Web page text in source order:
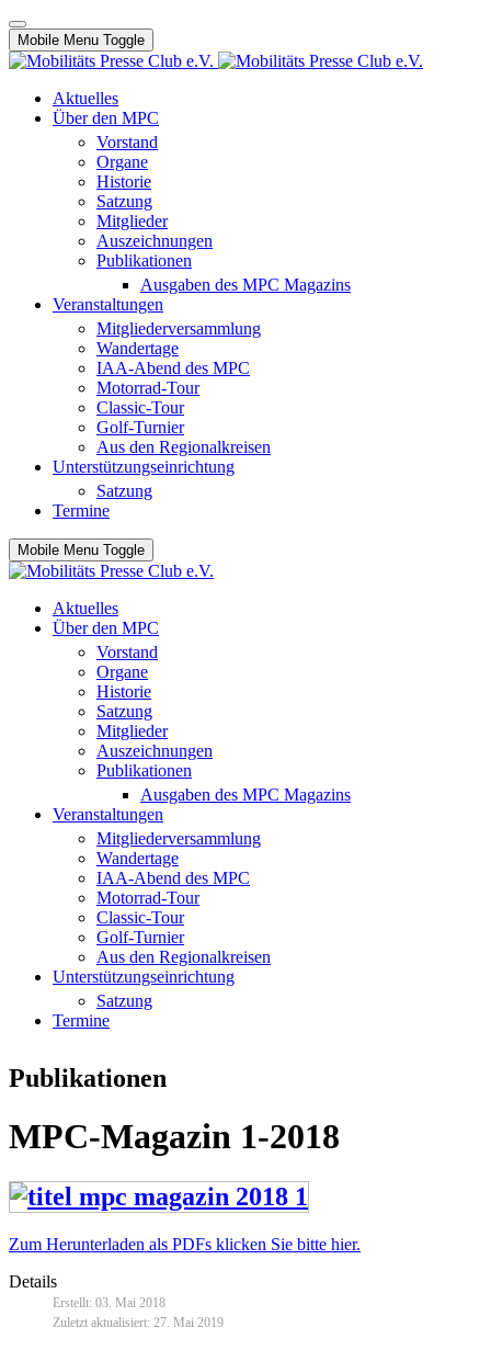
Mobile Menu Toggle
Aktuelles
Über den MPC
Vorstand
Organe
Historie
Satzung
Mitglieder
Auszeichnungen
Publikationen
Ausgaben des MPC Magazins
Veranstaltungen
Mitgliederversammlung
Wandertage
IAA-Abend des MPC
Motorrad-Tour
Classic-Tour
Golf-Turnier
Aus den Regionalkreisen
Unterstützungseinrichtung
Satzung
Termine
Mobile Menu Toggle
Aktuelles
Über den MPC
Vorstand
Organe
Historie
Satzung
Mitglieder
Auszeichnungen
Publikationen
Ausgaben des MPC Magazins
Veranstaltungen
Mitgliederversammlung
Wandertage
IAA-Abend des MPC
Motorrad-Tour
Classic-Tour
Golf-Turnier
Aus den Regionalkreisen
Unterstützungseinrichtung
Satzung
Termine
Publikationen
MPC-Magazin 1-2018
Zum Herunterladen als PDFs klicken Sie bitte hier.
Details
Erstellt: 03. Mai 2018
Zuletzt aktualisiert: 27. Mai 2019